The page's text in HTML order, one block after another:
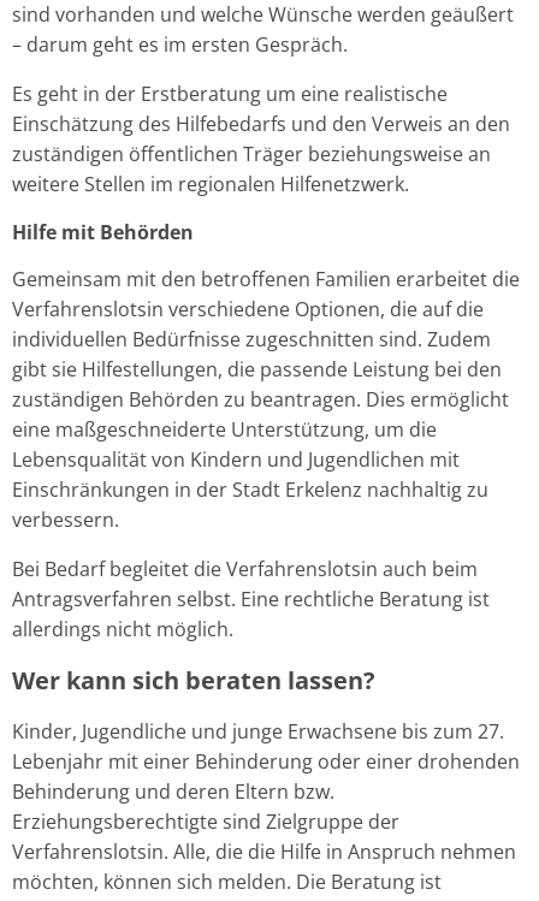
sind vorhanden und welche Wünsche werden geäußert
– darum geht es im ersten Gespräch.
Es geht in der Erstberatung um eine realistische
Einschätzung des Hilfebedarfs und den Verweis an den
zuständigen öffentlichen Träger beziehungsweise an
weitere Stellen im regionalen Hilfenetzwerk.
Hilfe mit Behörden
Gemeinsam mit den betroffenen Familien erarbeitet die
Verfahrenslotsin verschiedene Optionen, die auf die
individuellen Bedürfnisse zugeschnitten sind. Zudem
gibt sie Hilfestellungen, die passende Leistung bei den
zuständigen Behörden zu beantragen. Dies ermöglicht
eine maßgeschneiderte Unterstützung, um die
Lebensqualität von Kindern und Jugendlichen mit
Einschränkungen in der Stadt Erkelenz nachhaltig zu
verbessern.
Bei Bedarf begleitet die Verfahrenslotsin auch beim
Antragsverfahren selbst. Eine rechtliche Beratung ist
allerdings nicht möglich.
Wer kann sich beraten lassen?
Kinder, Jugendliche und junge Erwachsene bis zum 27.
Lebenjahr mit einer Behinderung oder einer drohenden
Behinderung und deren Eltern bzw.
Erziehungsberechtigte sind Zielgruppe der
Verfahrenslotsin. Alle, die die Hilfe in Anspruch nehmen
möchten, können sich melden. Die Beratung ist